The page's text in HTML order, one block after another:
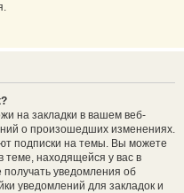
на закладки в вашем веб-
о произошедших изменениях.
подписки на темы. Вы можете
теме, находящейся у вас в
получать уведомления об
уведомлений для закладок и